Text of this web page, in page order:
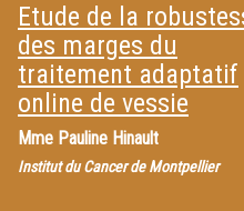
Etude de la
des marges du
traitement adaptatif
online de vessie
Mme Pauline Hinault
Institut du Cancer de Montpellier